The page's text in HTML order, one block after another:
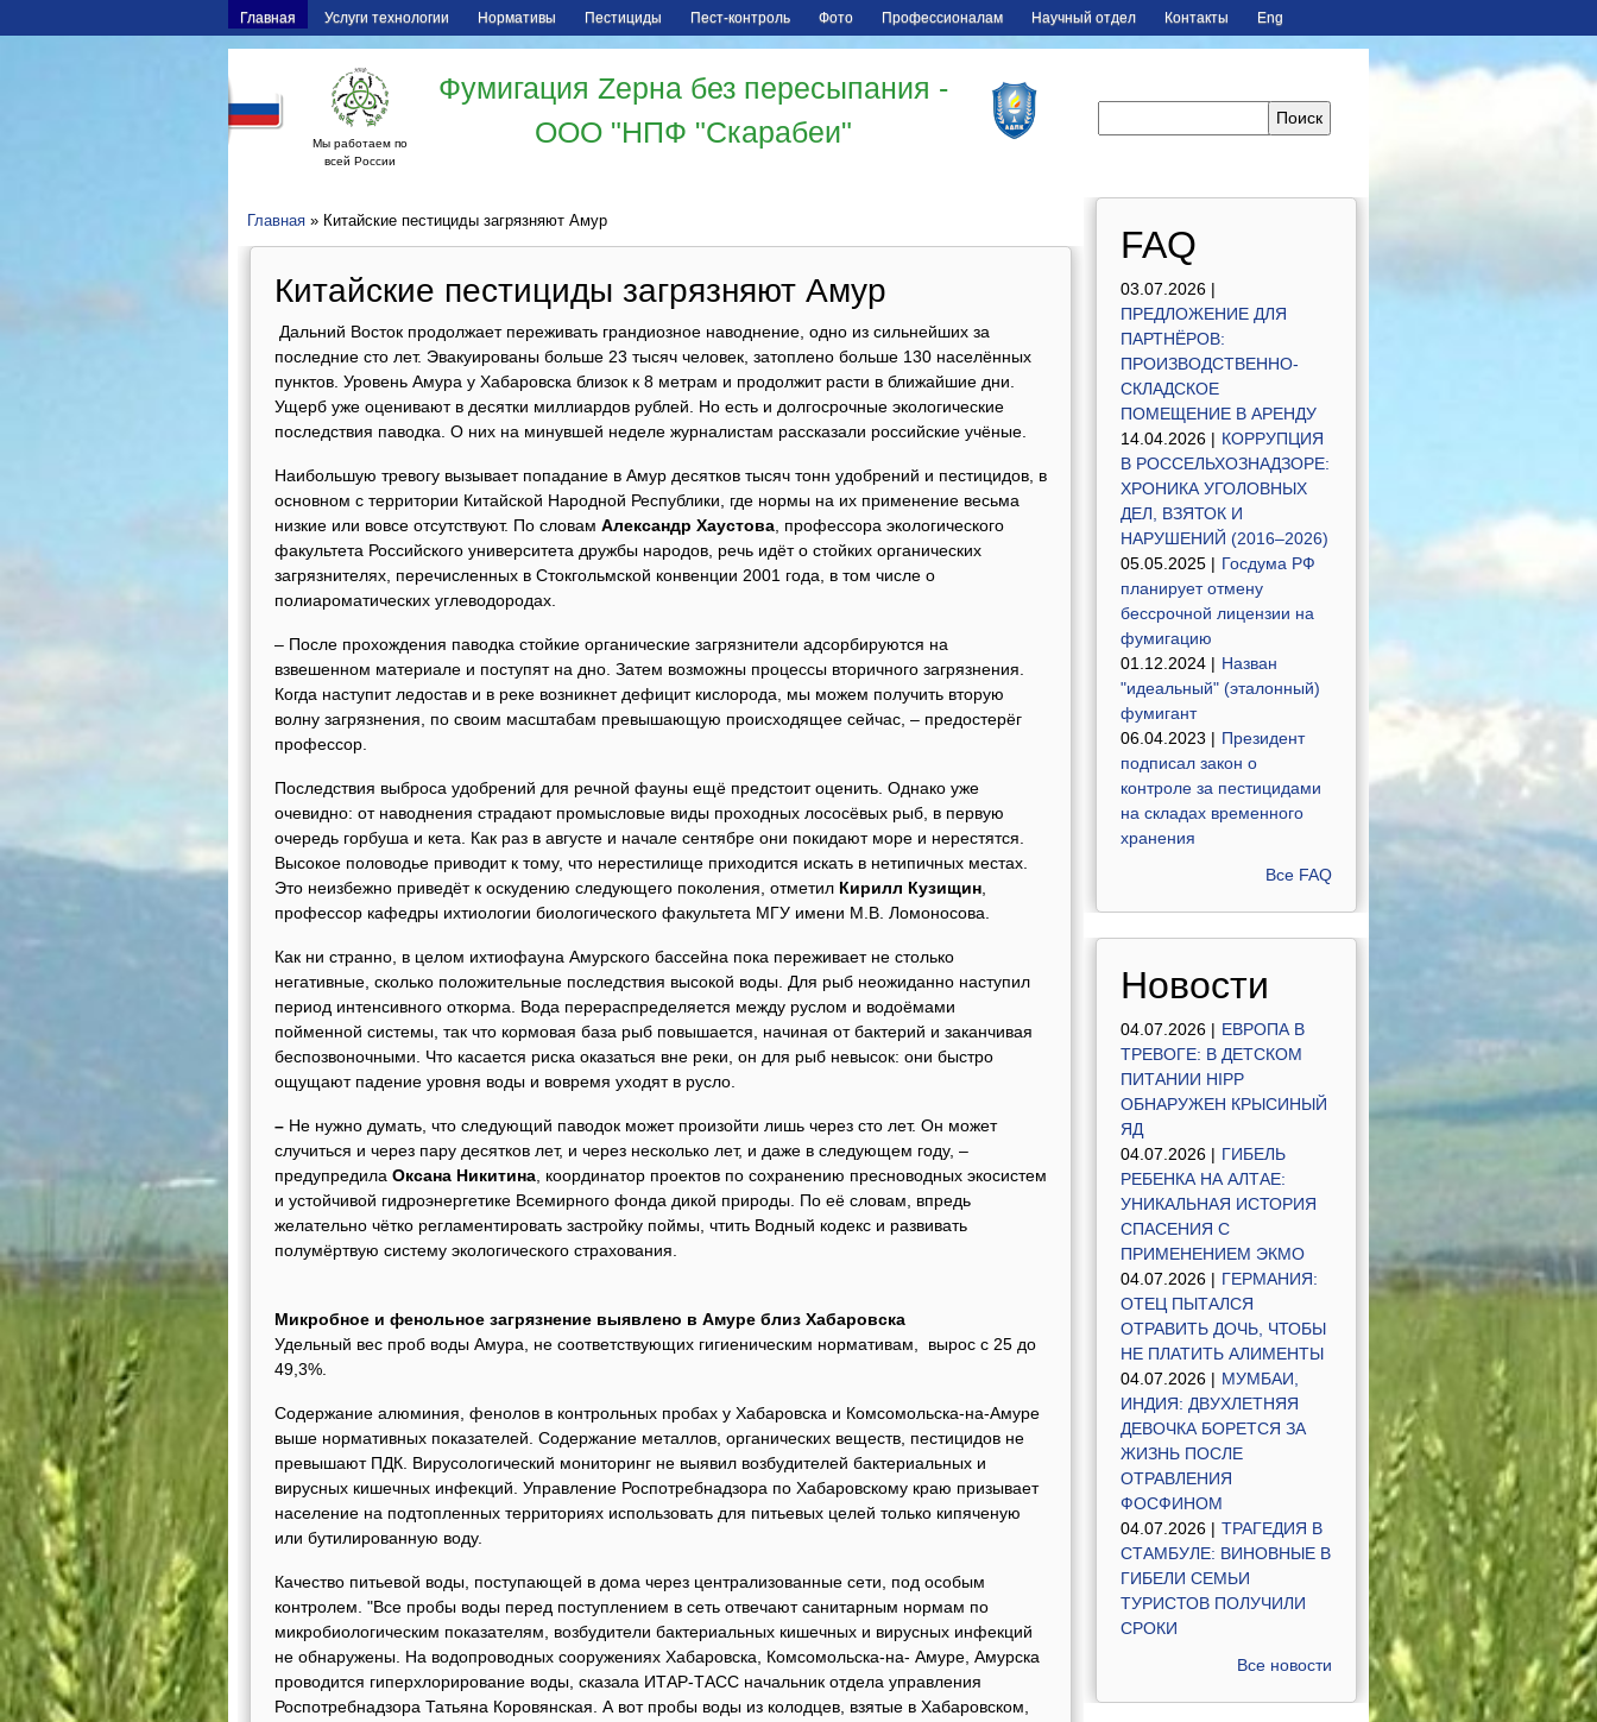
Главная Услуги технологии Нормативы Пестициды Пест-контроль Фото Профессионалам Научный отдел Контакты Eng
Мы работаем по
всей России
Фумигация Zерна без пересыпания -
ООО "НПФ "Скарабеи"
Главная » Китайские пестициды загрязняют Амур
Китайские пестициды загрязняют Амур
Дальний Восток продолжает переживать грандиозное наводнение, одно из сильнейших за
последние сто лет. Эвакуированы больше 23 тысяч человек, затоплено больше 130 населённых
пунктов. Уровень Амура у Хабаровска близок к 8 метрам и продолжит расти в ближайшие дни.
Ущерб уже оценивают в десятки миллиардов рублей. Но есть и долгосрочные экологические
последствия паводка. О них на минувшей неделе журналистам рассказали российские учёные.
Наибольшую тревогу вызывает попадание в Амур десятков тысяч тонн удобрений и пестицидов, в
основном с территории Китайской Народной Республики, где нормы на их применение весьма
низкие или вовсе отсутствуют. По словам Александр Хаустова , профессора экологического
факультета Российского университета дружбы народов, речь идёт о стойких органических
загрязнителях, перечисленных в Стокгольмской конвенции 2001 года, в том числе о
полиароматических углеводородах.
– После прохождения паводка стойкие органические загрязнители адсорбируются на
взвешенном материале и поступят на дно. Затем возможны процессы вторичного загрязнения.
Когда наступит ледостав и в реке возникнет дефицит кислорода, мы можем получить вторую
волну загрязнения, по своим масштабам превышающую происходящее сейчас, – предостерёг
профессор.
Последствия выброса удобрений для речной фауны ещё предстоит оценить. Однако уже
очевидно: от наводнения страдают промысловые виды проходных лососёвых рыб, в первую
очередь горбуша и кета. Как раз в августе и начале сентябре они покидают море и нерестятся.
Высокое половодье приводит к тому, что нерестилище приходится искать в нетипичных местах.
Это неизбежно приведёт к оскудению следующего поколения, отметил Кирилл Кузищин
профессор кафедры ихтиологии биологического факультета МГУ имени М.В. Ломоносова.
Как ни странно, в целом ихтиофауна Амурского бассейна пока переживает не столько
негативные, сколько положительные последствия высокой воды. Для рыб неожиданно наступил
период интенсивного откорма. Вода перераспределяется между руслом и водоёмами
пойменной системы, так что кормовая база рыб повышается, начиная от бактерий и заканчивая
беспозвоночными. Что касается риска оказаться вне реки, он для рыб невысок: они быстро
ощущают падение уровня воды и вовремя уходят в русло.
– Не нужно думать, что следующий паводок может произойти лишь через сто лет. Он может
случиться и через пару десятков лет, и через несколько лет, и даже в следующем году, –
предупредила Оксана Никитина , координатор проектов по сохранению пресноводных экосистем
и устойчивой гидроэнергетике Всемирного фонда дикой природы. По её словам, впредь
желательно чётко регламентировать застройку поймы, чтить Водный кодекс и развивать
полумёртвую систему экологического страхования.
Микробное и фенольное загрязнение выявлено в Амуре близ Хабаровска
Удельный вес проб воды Амура, не соответствующих гигиеническим нормативам, вырос с 25 до
49,3%.
Содержание алюминия, фенолов в контрольных пробах у Хабаровска и Комсомольска-на-Амуре
выше нормативных показателей. Содержание металлов, органических веществ, пестицидов не
превышают ПДК. Вирусологический мониторинг не выявил возбудителей бактериальных и
вирусных кишечных инфекций. Управление Роспотребнадзора по Хабаровскому краю призывает
население на подтопленных территориях использовать для питьевых целей только кипяченую
или бутилированную воду.
Качество питьевой воды, поступающей в дома через централизованные сети, под особым
контролем. "Все пробы воды перед поступлением в сеть отвечают санитарным нормам по
микробиологическим показателям, возбудители бактериальных кишечных и вирусных инфекций
не обнаружены. На водопроводных сооружениях Хабаровска, Комсомольска-на- Амуре, Амурска
проводится гиперхлорирование воды, сказала ИТАР-ТАСС начальник отдела управления
Роспотребнадзора Татьяна Коровянская. А вот пробы воды из колодцев, взятые в Хабаровском,
FAQ
03.07.2026 |
ПРЕДЛОЖЕНИЕ ДЛЯ
ПАРТНЁРОВ:
ПРОИЗВОДСТВЕННО-
СКЛАДСКОЕ
ПОМЕЩЕНИЕ В АРЕНДУ
14.04.2026 | КОРРУПЦИЯ
В РОССЕЛЬХОЗНАДЗОРЕ:
ХРОНИКА УГОЛОВНЫХ
ДЕЛ, ВЗЯТОК И
НАРУШЕНИЙ (2016–2026)
05.05.2025 | Госдума РФ
планирует отмену
бессрочной лицензии на
фумигацию
01.12.2024 | Назван
"идеальный" (эталонный)
фумигант
06.04.2023 | Президент
подписал закон о
контроле за пестицидами
на складах временного
хранения
Все FAQ
Новости
04.07.2026 | ЕВРОПА В
ТРЕВОГЕ: В ДЕТСКОМ
ПИТАНИИ HIPP
ОБНАРУЖЕН КРЫСИНЫЙ
ЯД
04.07.2026 | ГИБЕЛЬ
РЕБЕНКА НА АЛТАЕ:
УНИКАЛЬНАЯ ИСТОРИЯ
СПАСЕНИЯ С
ПРИМЕНЕНИЕМ ЭКМО
04.07.2026 | ГЕРМАНИЯ:
ОТЕЦ ПЫТАЛСЯ
ОТРАВИТЬ ДОЧЬ, ЧТОБЫ
НЕ ПЛАТИТЬ АЛИМЕНТЫ
04.07.2026 | МУМБАИ,
ИНДИЯ: ДВУХЛЕТНЯЯ
ДЕВОЧКА БОРЕТСЯ ЗА
ЖИЗНЬ ПОСЛЕ
ОТРАВЛЕНИЯ
ФОСФИНОМ
04.07.2026 | ТРАГЕДИЯ В
СТАМБУЛЕ: ВИНОВНЫЕ В
ГИБЕЛИ СЕМЬИ
ТУРИСТОВ ПОЛУЧИЛИ
СРОКИ
Все новости